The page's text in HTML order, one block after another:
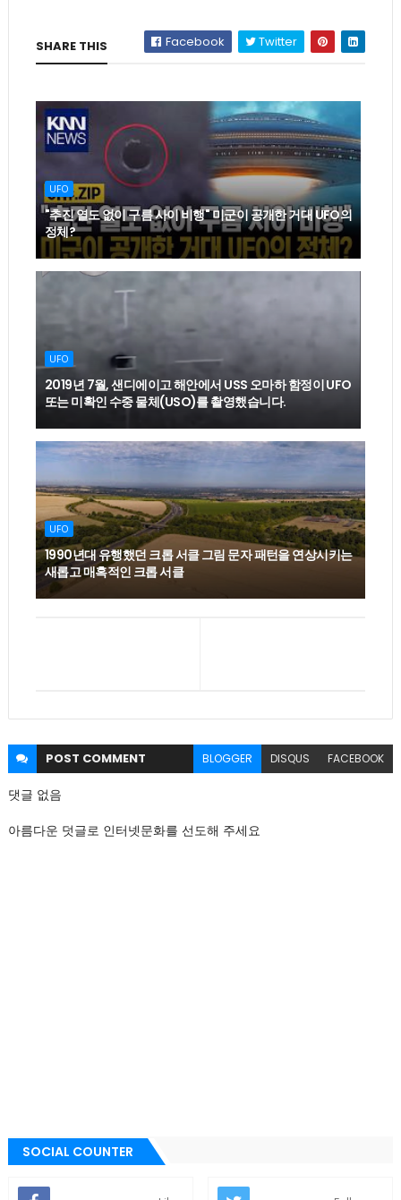
SHARE THIS Facebook Twitter
UFO
"추진 열도 없이 구름 사이 비행" 미군이 공개한 거대 UFO의
정체?
UFO
2019년 7월, 샌디에이고 해안에서 USS 오마하 함정이 UFO
또는 미확인 수중 물체(USO)를 촬영했습니다.
UFO
1990년대 유행했던 크롭 서클 그림 문자 패턴을 연상시키는
새롭고 매혹적인 크롭 서클
POST COMMENT BLOGGER DISQUS FACEBOOK
댓글 없음
아름다운 덧글로 인터넷문화를 선도해 주세요
SOCIAL COUNTER